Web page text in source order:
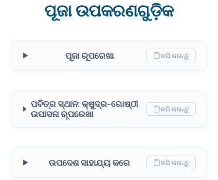
ପୂଜା ଉପକରଣଗୁଡ଼ିକ
ପୂଜା ରୂପରେଖା କପି କରନ୍ତୁ
ପବିତ୍ର ସ୍ଥାନ: କ୍ଷୁଦ୍ର-ଗୋଷ୍ଠୀ
ଉପାସନା ରୂପରେଖା
କପି କରନ୍ତୁ
ଉପଦେଶ ସାହାଯ୍ୟ କରେ କପି କରନ୍ତୁ